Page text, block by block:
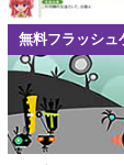
無料フラッシュ